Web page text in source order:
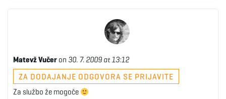
Matevž Vučer on 30. 7. 2009 at 13:12
ZA DODAJANJE ODGOVORA SE PRIJAVITE
Za službo že mogoče